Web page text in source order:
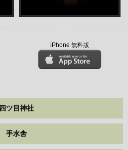
iPhone 無料版
四ツ目神社
手水舎